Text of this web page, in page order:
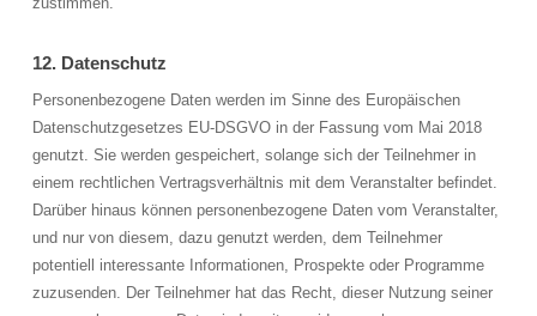
12. Datenschutz
Personenbezogene Daten werden im Sinne des Europäischen
Datenschutzgesetzes EU-DSGVO in der Fassung vom Mai 2018
genutzt. Sie werden gespeichert, solange sich der Teilnehmer in
einem rechtlichen Vertragsverhältnis mit dem Veranstalter befindet.
Darüber hinaus können personenbezogene Daten vom Veranstalter,
und nur von diesem, dazu genutzt werden, dem Teilnehmer
potentiell interessante Informationen, Prospekte oder Programme
zuzusenden. Der Teilnehmer hat das Recht, dieser Nutzung seiner